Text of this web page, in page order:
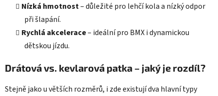
Nízká hmotnost– důležité pro lehčí kola a nízký odpor
při šlapání.
Rychlá akcelerace– ideální pro BMX i dynamickou
dětskou jízdu.
Drátová vs. kevlarová patka – jaký je rozdíl?
Stejně jako u větších rozměrů, i zde existují dva hlavní typy